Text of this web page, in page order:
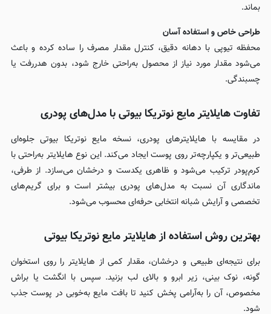
بماند.
طراحی خاص و استفاده آسان
محفظه تیوپی با دهانه دقیق، کنترل مقدار مصرف را ساده کرده و باعث
می‌شود مقدار مورد نیاز از محصول به‌راحتی خارج شود، بدون هدررفت یا
چسبندگی.
تفاوت هایلایتر مایع نوتریکا بیوتی با مدل‌های پودری
در مقایسه با هایلایترهای پودری، نسخه مایع نوتریکا بیوتی جلوه‌ای
طبیعی‌تر و یکپارچه‌تر روی پوست ایجاد می‌کند. این نوع هایلایتر به‌راحتی با
کرم‌پودر ترکیب می‌شود و ظاهری یکدست و درخشان می‌سازد. از طرفی،
ماندگاری آن نسبت به مدل‌های پودری بیشتر است و برای گریم‌های
تخصصی و آرایش شبانه انتخابی حرفه‌ای محسوب می‌شود.
بهترین روش استفاده از هایلایتر مایع نوتریکا بیوتی
برای نتیجه‌ای طبیعی و درخشان، مقدار کمی از هایلایتر را روی استخوان
گونه، نوک بینی، زیر ابرو و بالای لب بزنید. سپس با انگشت یا براش
مخصوص، آن را به‌آرامی پخش کنید تا بافت مایع به‌خوبی در پوست جذب
شود.